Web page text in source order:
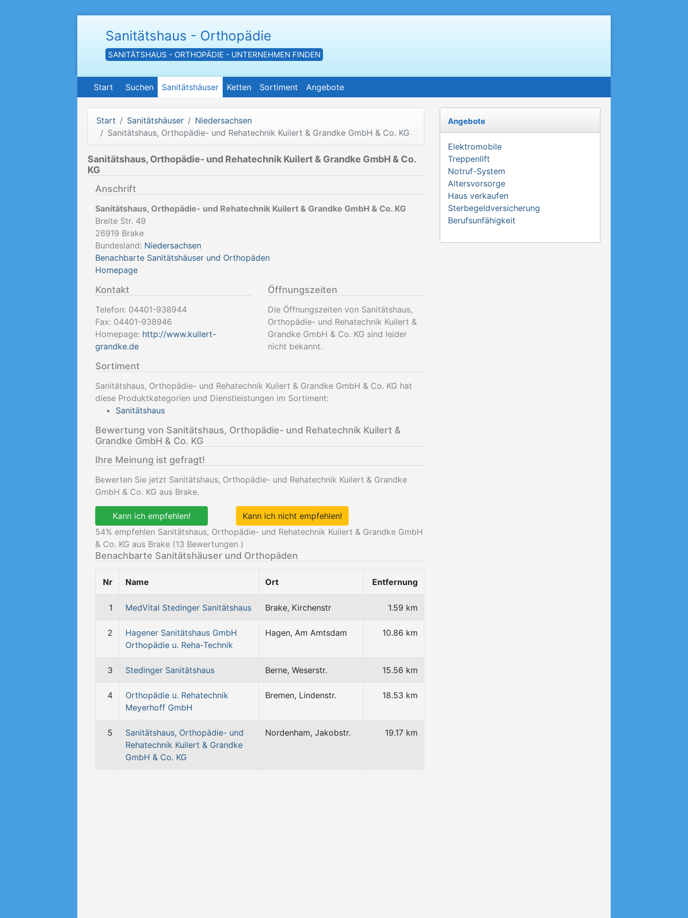
Sanitätshaus - Orthopädie
SANITÄTSHAUS - ORTHOPÄDIE - UNTERNEHMEN FINDEN
Start Suchen Sanitätshäuser Ketten Sortiment Angebote
Start Sanitätshäuser
Niedersachsen
Sanitätshaus, Orthopädie- und Rehatechnik Kuilert & Grandke GmbH & Co. KG
Sanitätshaus, Orthopädie- und Rehatechnik Kuilert & Grandke GmbH & Co.
KG
Anschrift
Sanitätshaus, Orthopädie- und Rehatechnik Kuilert & Grandke GmbH & Co. KG
Breite Str. 49
26919 Brake
Bundesland: Niedersachsen
Benachbarte Sanitätshäuser und Orthopäden
Homepage
Kontakt
Telefon: 04401-938944
Fax: 04401-938946
Homepage: http://www.kuilert-
grandke.de
Öffnungszeiten
Die Öffnungszeiten von Sanitätshaus,
Orthopädie- und Rehatechnik Kuilert &
Grandke GmbH & Co. KG sind leider
nicht bekannt.
Sortiment
Sanitätshaus, Orthopädie- und Rehatechnik Kuilert & Grandke GmbH & Co. KG hat
diese Produktkategorien und Dienstleistungen im Sortiment:
Sanitätshaus
Bewertung von Sanitätshaus, Orthopädie- und Rehatechnik Kuilert &
Grandke GmbH & Co. KG
Ihre Meinung ist gefragt!
Bewerten Sie jetzt Sanitätshaus, Orthopädie- und Rehatechnik Kuilert & Grandke
GmbH & Co. KG aus Brake.
Kann ich empfehlen!
Kann ich nicht empfehlen!
54% empfehlen Sanitätshaus, Orthopädie- und Rehatechnik Kuilert & Grandke GmbH
& Co. KG aus Brake (13 Bewertungen )
Benachbarte Sanitätshäuser und Orthopäden
Nr Name Ort Entfernung
1 MedVital Stedinger Sanitätshaus Brake, Kirchenstr 1.59 km
2
Hagener Sanitätshaus GmbH
Orthopädie u. Reha-Technik
Hagen, Am Amtsdam 10.86 km
3 Stedinger Sanitätshaus Berne, Weserstr. 15.56 km
4
Orthopädie u. Rehatechnik
Meyerhoff GmbH
Bremen, Lindenstr. 18.53 km
5
Sanitätshaus, Orthopädie- und
Rehatechnik Kuilert & Grandke
GmbH & Co. KG
Nordenham, Jakobstr. 19.17 km
Angebote
Elektromobile
Treppenlift
Notruf-System
Altersvorsorge
Haus verkaufen
Sterbegeldversicherung
Berufsunfähigkeit